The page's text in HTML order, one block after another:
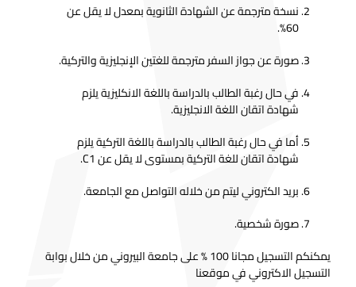
نسخة مترجمة عن الشهادة الثانوية بمعدل لا يقل عن
60%.
صورة عن جواز السفر مترجمة للغتين الإنجليزية والتركية.
في حال رغبة الطالب بالدراسة باللغة الانكليزية يلزم
شهادة اتقان اللغة الانجليزية.
أما في حال رغبة الطالب بالدراسة باللغة التركية يلزم
شهادة اتقان للغة التركية بمستوى لا يقل عن C1.
بريد الكتروني ليتم من خلاله التواصل مع الجامعة.
صورة شخصية.
يمكنكم التسجيل مجانا 100 % على جامعة البيروني من خلال بوابة
التسجيل الاكتروني في موقعنا